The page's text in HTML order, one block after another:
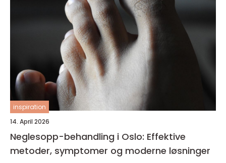
inspiration
14. April 2026
Neglesopp-behandling i Oslo: Effektive
metoder, symptomer og moderne løsninger